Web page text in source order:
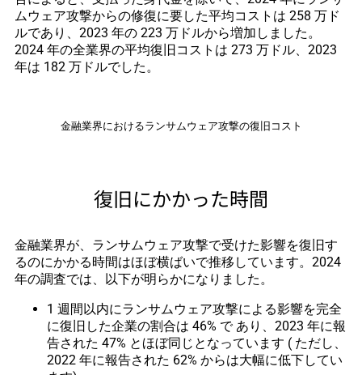
ムウェア攻撃からの修復に要した平均コストは 258 万ド
ルであり、2023 年の 223 万ドルから増加しました。
2024 年の全業界の平均復旧コストは 273 万ドル、2023
年は 182 万ドルでした。
金融業界におけるランサムウェア攻撃の復旧コスト
復旧にかかった時間
金融業界が、ランサムウェア攻撃で受けた影響を復旧す
るのにかかる時間はほぼ横ばいで推移しています。2024
年の調査では、以下が明らかになりました。
1 週間以内にランサムウェア攻撃による影響を完全
に復旧した企業の割合は 46% で あり、2023 年に報
告された 47% とほぼ同じとなっています ( ただし、
2022 年に報告された 62% からは大幅に低下してい